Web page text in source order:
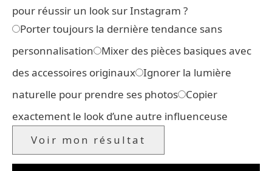
pour réussir un look sur Instagram ?
Porter toujours la dernière tendance sans
personnalisation
Mixer des pièces basiques avec
des accessoires originaux Ignorer la lumière
naturelle pour prendre ses photos
Copier
exactement le look d’une autre influenceuse
Voir mon résultat